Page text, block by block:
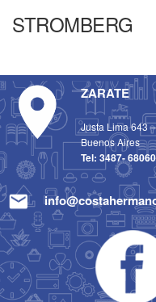
STROMBERG
ZARATE
Justa Lima 643
Buenos Aires
Tel: 3487-